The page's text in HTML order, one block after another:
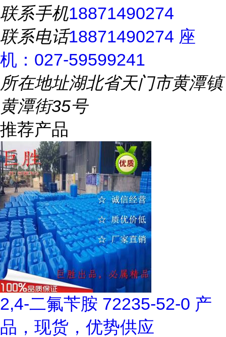
联系手机18871490274
联系电话18871490274 座
机：027-59599241
所在地址湖北省天门市黄潭镇
黄潭街35号
推荐产品
2,4-二氟苄胺 72235-52-0 产
品，现货，优势供应